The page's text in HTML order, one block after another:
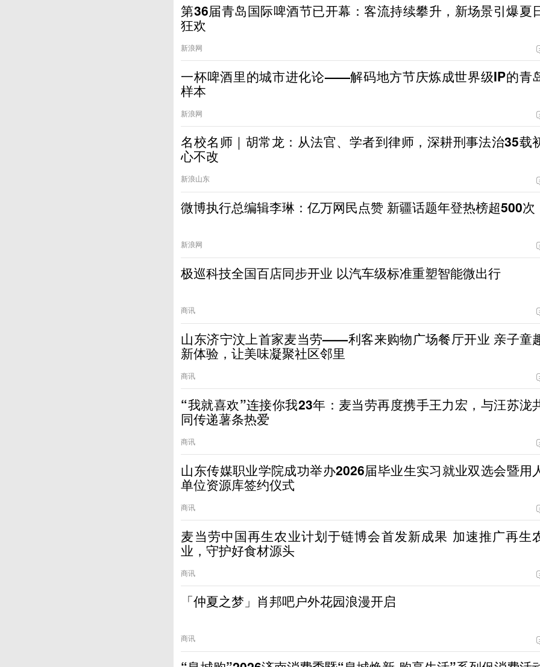
第36届青岛国际啤酒节已开幕：客流持续攀升，新场景引爆夏
狂欢
新浪网
一杯啤酒里的城市进化论——解码地方节庆炼成世界级IP的青
样本
新浪网
名校名师｜胡常龙：从法官、学者到律师，深耕刑事法治35载
心不改
新浪山东
微博执行总编辑李琳：亿万网民点赞 新疆话题年登热榜超500次
新浪网
极巡科技全国百店同步开业 以汽车级标准重塑智能微出行
商讯
山东济宁汶上首家麦当劳——利客来购物广场餐厅开业 亲子童
新体验，让美味凝聚社区邻里
商讯
“我就喜欢”连接你我23年：麦当劳再度携手王力宏，与汪苏泷
同传递薯条热爱
商讯
山东传媒职业学院成功举办2026届毕业生实习就业双选会暨用
单位资源库签约仪式
商讯
麦当劳中国再生农业计划于链博会首发新成果 加速推广再生
业，守护好食材源头
商讯
「仲夏之梦」肖邦吧户外花园浪漫开启
商讯